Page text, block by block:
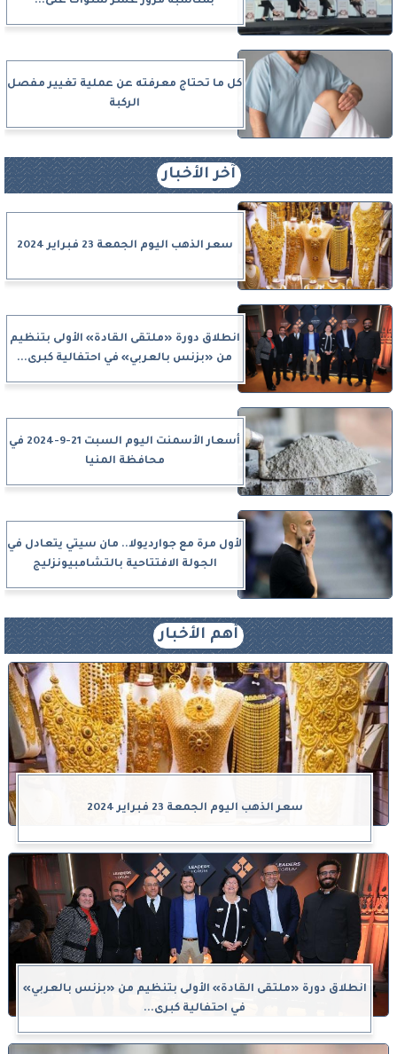
كل ما تحتاج معرفته عن عملية تغيير مفصل
الركبة
آخر الأخبار
سعر الذهب اليوم الجمعة 23 فبراير 2024
انطلاق دورة «ملتقى القادة» الأولى بتنظيم
من «بزنس بالعربي» في احتفالية كبرى...
أسعار الأسمنت اليوم السبت 21-9-2024 في
محافظة المنيا
لأول مرة مع جوارديولا.. مان سيتي يتعادل في
الجولة الافتتاحية بالتشامبيونزليج
أهم الأخبار
سعر الذهب اليوم الجمعة 23 فبراير 2024
انطلاق دورة «ملتقى القادة» الأولى بتنظيم من «بزنس بالعربي»
في احتفالية كبرى...